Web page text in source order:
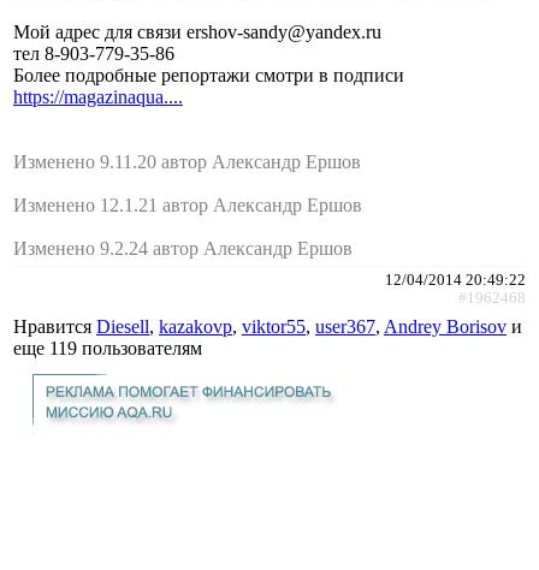
Мой адрес для связи ershov-sandy@yandex.ru
тел 8-903-779-35-86
Более подробные репортажи смотри в подписи
https://magazinaqua....
Изменено 9.11.20 автор Александр Ершов
Изменено 12.1.21 автор Александр Ершов
Изменено 9.2.24 автор Александр Ершов
12/04/2014 20:49:22
#1962468
Нравится Diesell, kazakovp, viktor55, user367, Andrey Borisov и
еще 119 пользователям